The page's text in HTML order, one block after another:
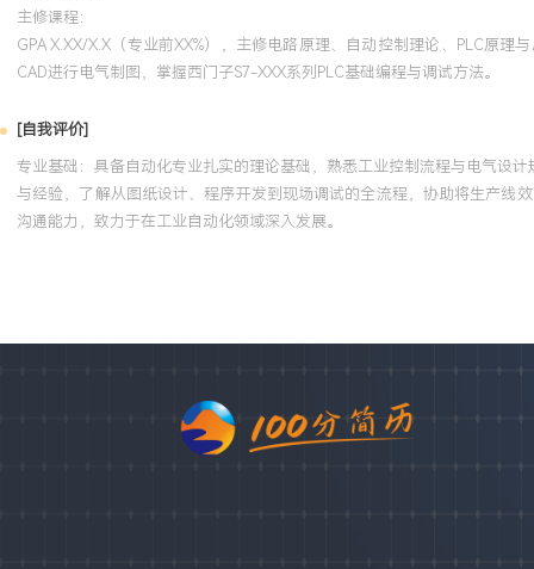
主修课程：
GPA X.XX/X.X（专业前XX%），主修电路原理、自动控制理论、PLC原
CAD进行电气制图，掌握西门子S7-XXX系列PLC基础编程与调试方法。
[自我评价]
专业基础：具备自动化专业扎实的理论基础，熟悉工业控制流程与电气设
与经验，了解从图纸设计、程序开发到现场调试的全流程，协助将生产线
沟通能力，致力于在工业自动化领域深入发展。